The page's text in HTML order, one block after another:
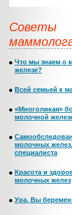
Советы
Что мы знаем о
железе?
Всей семьей к
«Многоликая»
молочной
молочных
специалиста
Красота и
молочных желез
Ура, Вы